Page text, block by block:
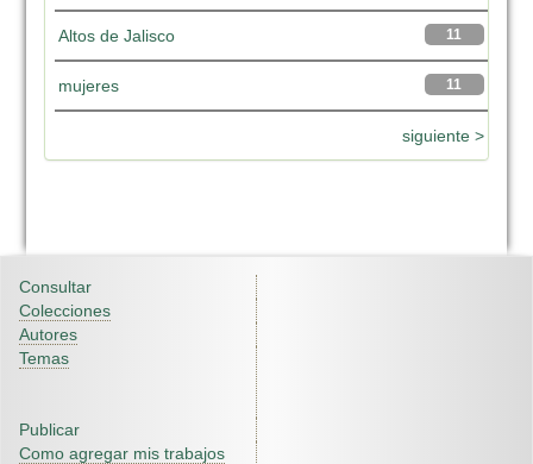
11
Altos de Jalisco
11
mujeres
siguiente >
Consultar
Colecciones
Autores
Temas
Publicar
Como agregar mis trabajos